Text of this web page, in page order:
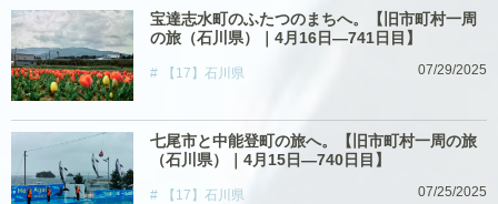
宝達志水町のふたつのまちへ。【旧市町村一周
の旅（石川県）｜4月16日―741日目】
【17】石川県 07/29/2025
七尾市と中能登町の旅へ。【旧市町村一周の旅
（石川県）｜4月15日―740日目】
【17】石川県 07/25/2025